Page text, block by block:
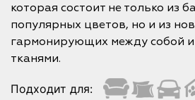
которая состоит не только из
популярных цветов, но и из
гармонирующих между собой и
тканями.
Подходит для: